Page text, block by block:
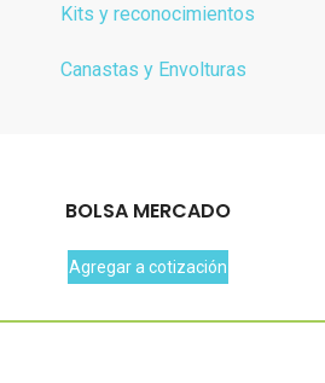
BOLSA MERCADO
Agregar a cotización
Kits y reconocimientos
Canastas y Envolturas